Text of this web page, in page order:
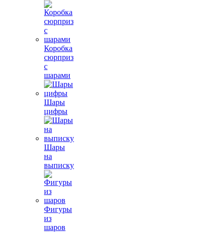
Коробка
сюрприз
с
шарами
Шары
цифры
Шары
на
выписку
Фигуры
из
шаров